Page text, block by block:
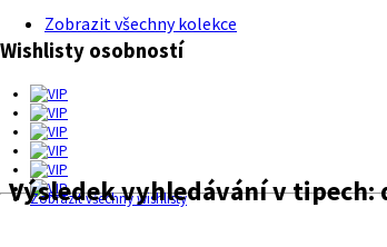
Zobrazit všechny kolekce
Wishlisty osobností
Zobrazit všechny wishlisty
Výsledek vyhledávání v tipech: